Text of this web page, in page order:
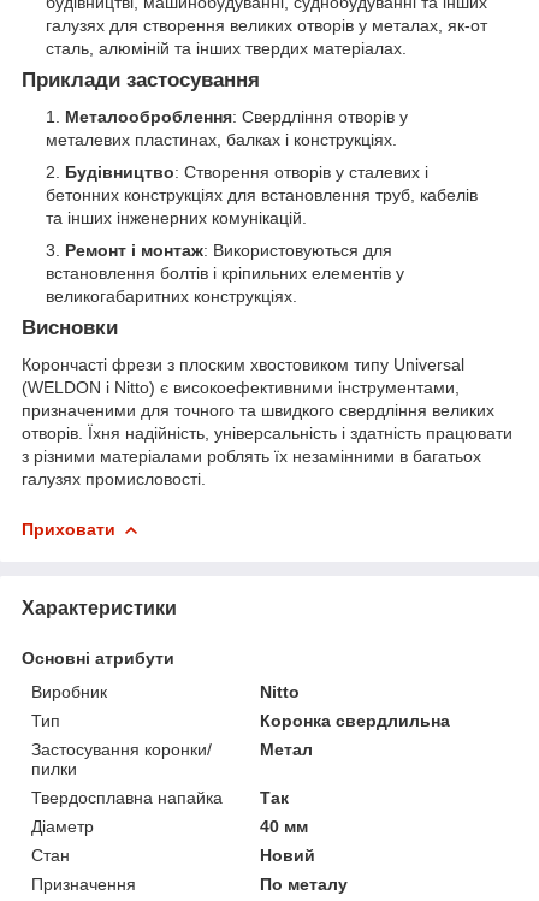
галузях для створення великих отворів у металах, як-от
сталь, алюміній та інших твердих матеріалах.
Приклади застосування
Металооброблення: Свердління отворів у
металевих пластинах, балках і конструкціях.
Будівництво: Створення отворів у сталевих і
бетонних конструкціях для встановлення труб, кабелів
та інших інженерних комунікацій.
Ремонт і монтаж: Використовуються для
встановлення болтів і кріпильних елементів у
великогабаритних конструкціях.
Висновки
Корончасті фрези з плоским хвостовиком типу Universal
(WELDON і Nitto) є високоефективними інструментами,
призначеними для точного та швидкого свердління великих
отворів. Їхня надійність, універсальність і здатність працювати
з різними матеріалами роблять їх незамінними в багатьох
галузях промисловості.
Приховати
Характеристики
Основні атрибути
Виробник
Nitto
Тип
Коронка свердлильна
Застосування коронки/
пилки
Метал
Твердосплавна напайка
Так
Діаметр
40 мм
Стан
Новий
Призначення
По металу